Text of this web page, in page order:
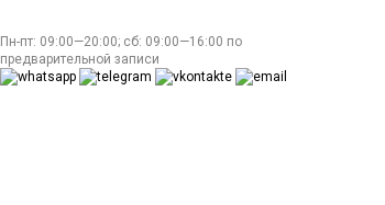
Пн-пт: 09:00—20:00; сб: 09:00—16:00 по
предварительной записи